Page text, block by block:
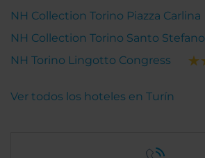
NH Collection Torino Piazza Carlina
NH Collection Torino Santo Stefano
NH Torino Lingotto Congress
Ver todos los hoteles en Turín